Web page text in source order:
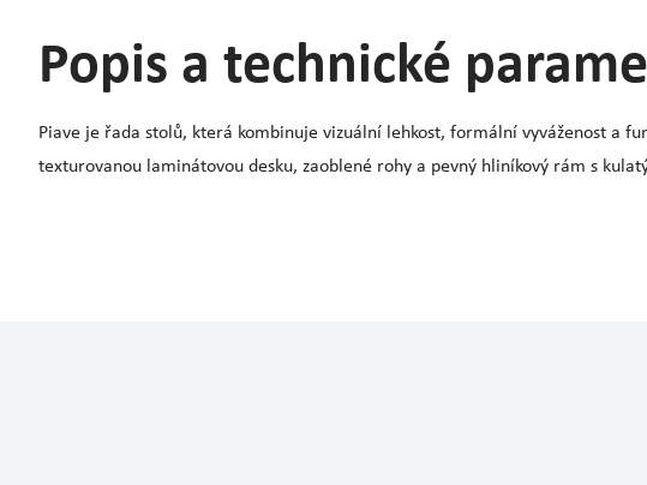
Popis a technické
Piave je řada stolů, která kombinuje vizuální lehkost, formální vyváženost a
texturovanou laminátovou desku, zaoblené rohy a pevný hliníkový rám s